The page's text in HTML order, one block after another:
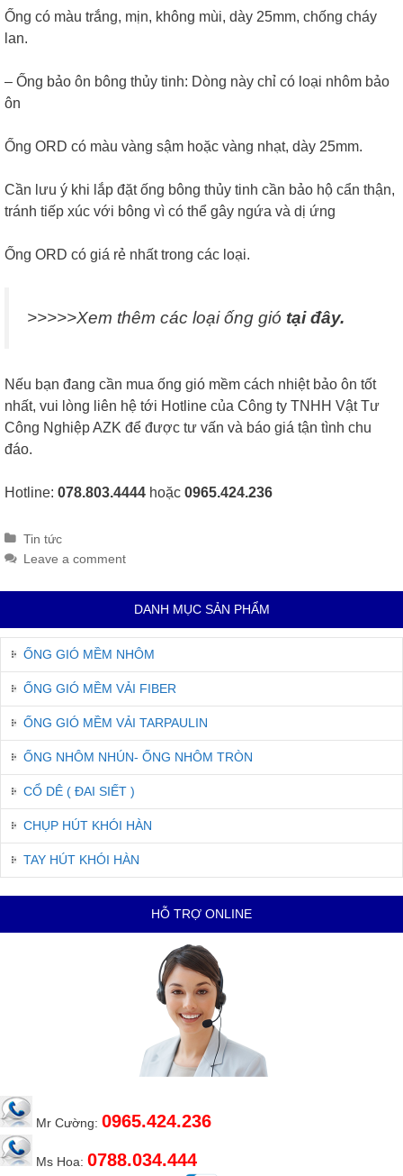
Ống có màu trắng, mịn, không mùi, dày 25mm, chống cháy
lan.
– Ống bảo ôn bông thủy tinh: Dòng này chỉ có loại nhôm bảo
ôn
Ống ORD có màu vàng sậm hoặc vàng nhạt, dày 25mm.
Cần lưu ý khi lắp đặt ống bông thủy tinh cần bảo hộ cẩn thận,
tránh tiếp xúc với bông vì có thể gây ngứa và dị ứng
Ống ORD có giá rẻ nhất trong các loại.
>>>>>Xem thêm các loại ống gió tại đây.
Nếu bạn đang cần mua ống gió mềm cách nhiệt bảo ôn tốt
nhất, vui lòng liên hệ tới Hotline của Công ty TNHH Vật Tư
Công Nghiệp AZK để được tư vấn và báo giá tận tình chu
đáo.
Hotline: 078.803.4444 hoặc 0965.424.236
Categories
Tin tức
Leave a comment
DANH MỤC SẢN PHẨM
ỐNG GIÓ MỀM NHÔM
ỐNG GIÓ MỀM VẢI FIBER
ỐNG GIÓ MỀM VẢI TARPAULIN
ỐNG NHÔM NHÚN- ỐNG NHÔM TRÒN
CỔ DÊ ( ĐAI SIẾT )
CHỤP HÚT KHÓI HÀN
TAY HÚT KHÓI HÀN
HỖ TRỢ ONLINE
Mr Cường: 0965.424.236
Ms Hoa: 0788.034.444